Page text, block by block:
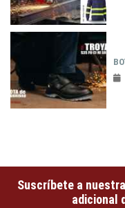
Suscríbete a
adicional